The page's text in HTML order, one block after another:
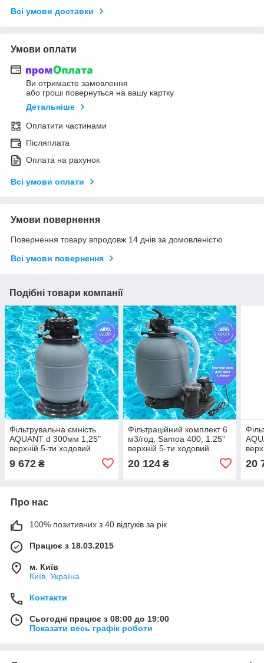
Всі умови доставки
Умови оплати
Ви отримаєте замовлення
або гроші повернуться на вашу картку
Детальніше
Оплатити частинами
Післяплата
Оплата на рахунок
Всі умови оплати
Умови повернення
Повернення товару впродовж 14 днів за домовленістю
Всі умови повернення
Подібні товари компанії
Фільтрувальна ємність
AQUANT d 300мм 1,25"
верхній 5-ти ходовий
фільтра
9 672 ₴
Фільтраційний комплект 6
м3/год, Samoa 400, 1.25"
верхній 5-ти ходовий
передфільтром FIJI 0.23
20 124₴ 20
Про нас
100% позитивних з 40 відгуків за рік
Працює з 18.03.2015
м. Київ
Київ, Україна
Контакти
Сьогодні працює з 08:00 до 19:00
Показати весь графік роботи